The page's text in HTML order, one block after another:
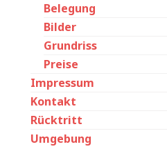
Belegung
Bilder
Grundriss
Preise
Impressum
Kontakt
Rücktritt
Umgebung